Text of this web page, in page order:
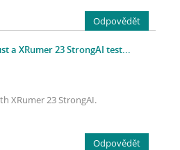
Odpovědět
a XRumer 23 StrongAI test...
XRumer 23 StrongAI.
Odpovědět